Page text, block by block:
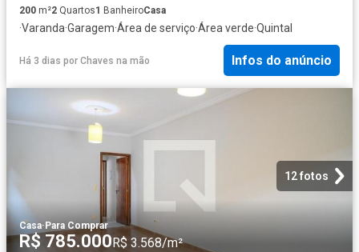
200 m²2 Quartos1 BanheiroCasa
·Varanda·Garagem·Área de serviço·Área verde·Quintal
Há 3 dias por Chaves na mão Infos do anúncio
12 fotos
Casa·Para Comprar
R$ 785.000R$ 3.568/m²